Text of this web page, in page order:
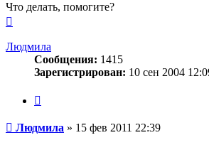
Что делать, помогите?
началу
Людмила
Сообщения: 1415
Зарегистрирован: 10 сен 2004
Сообщение
Людмила » 15 фев 2011 22:39